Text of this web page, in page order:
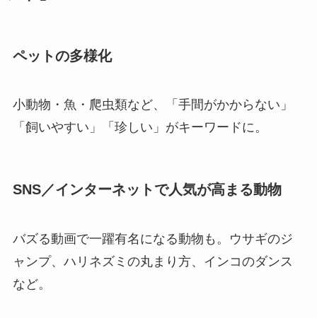
ペットの多様化
小動物・魚・爬虫類など、「手間がかからない」
「飼いやすい」「珍しい」がキーワードに。
SNS／インターネットで人気が高まる動物
バズる動画で一躍有名になる動物も。ウサギのジ
ャンプ、ハリネズミの丸まり方、インコのダンス
など。